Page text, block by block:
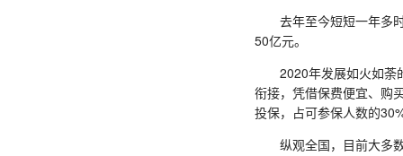
去年至今短短一年多时
50亿元。
2020年发展如火如荼的
衔接，凭借保费便宜、购
投保，占可参保人数的
纵观全国，目前大多数